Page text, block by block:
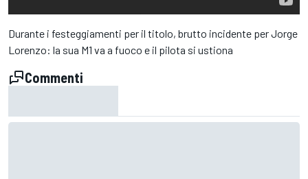
Durante i festeggiamenti per il titolo, brutto incidente per Jorge
Lorenzo: la sua M1 va a fuoco e il pilota si ustiona
Commenti